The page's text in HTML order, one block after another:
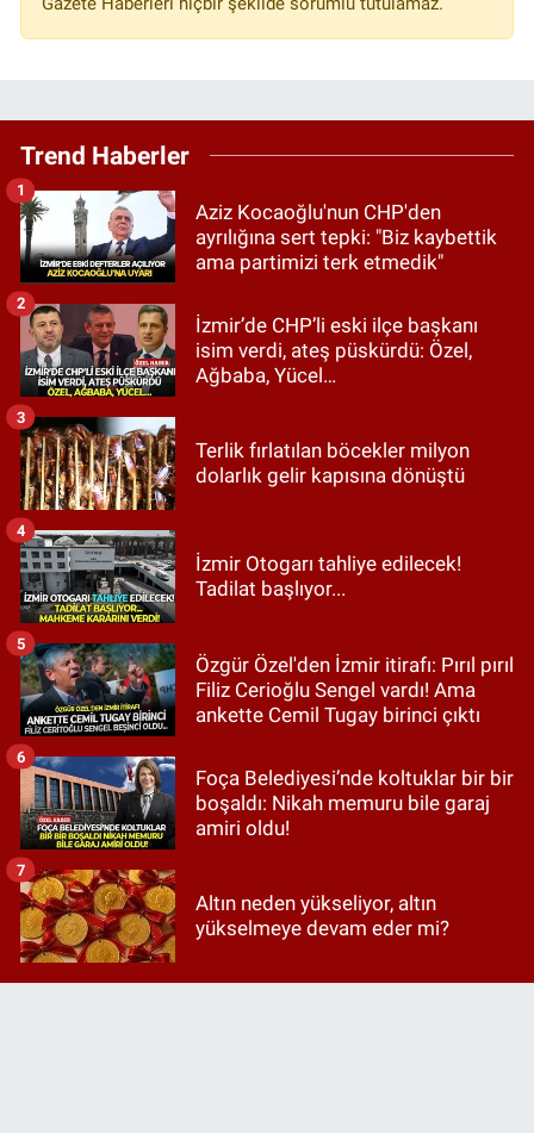
Trend Haberler
Aziz Kocaoğlu'nun CHP'den
ayrılığına sert tepki: "Biz kaybettik
ama partimizi terk etmedik"
1
İzmir’de CHP’li eski ilçe başkanı
isim verdi, ateş püskürdü: Özel,
Ağbaba, Yücel…
2
Terlik fırlatılan böcekler milyon
dolarlık gelir kapısına dönüştü
3
İzmir Otogarı tahliye edilecek!
Tadilat başlıyor...
4
Özgür Özel'den İzmir itirafı: Pırıl pırıl
Filiz Cerioğlu Sengel vardı! Ama
ankette Cemil Tugay birinci çıktı
5
Foça Belediyesi’nde koltuklar bir bir
boşaldı: Nikah memuru bile garaj
amiri oldu!
6
Altın neden yükseliyor, altın
yükselmeye devam eder mi?
7